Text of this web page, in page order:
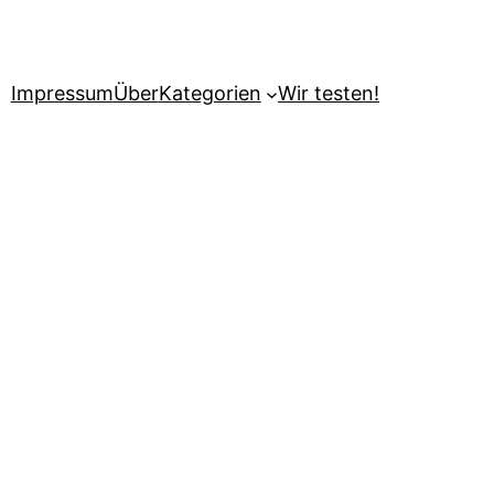
ImpressumÜberKategorien Wir testen!